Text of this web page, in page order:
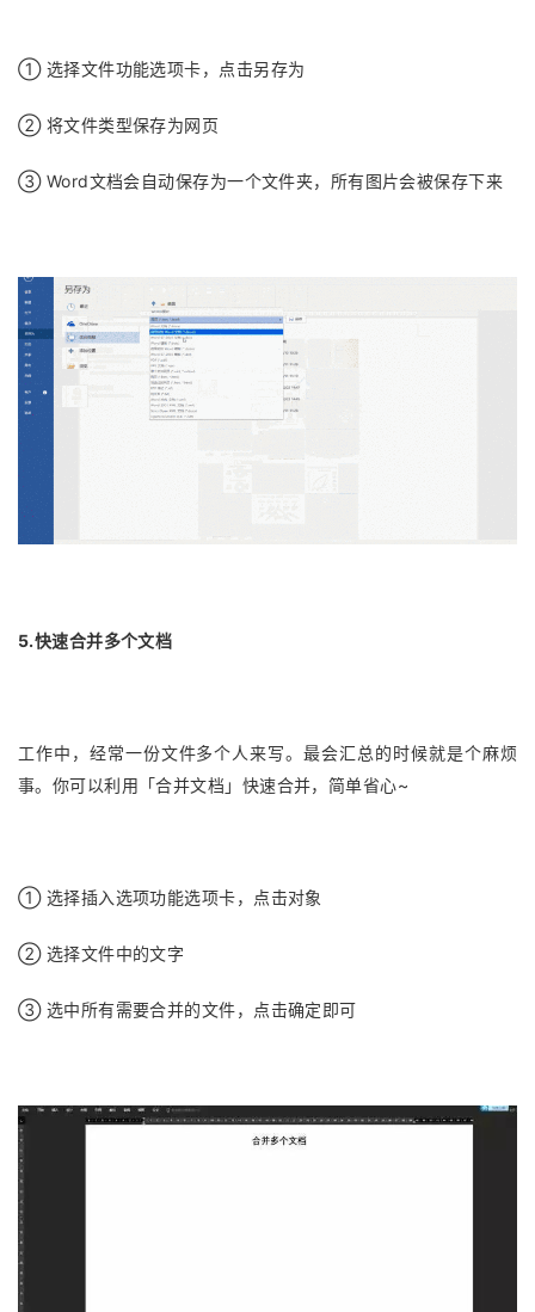
① 选择文件功能选项卡，点击另存为
② 将文件类型保存为网页
③ Word文档会自动保存为一个文件夹，所有图片会被保存下来
5.快速合并多个文档
工作中，经常一份文件多个人来写。最会汇总的时候就是个麻烦
事。你可以利用「合并文档」快速合并，简单省心~
① 选择插入选项功能选项卡，点击对象
② 选择文件中的文字
③ 选中所有需要合并的文件，点击确定即可